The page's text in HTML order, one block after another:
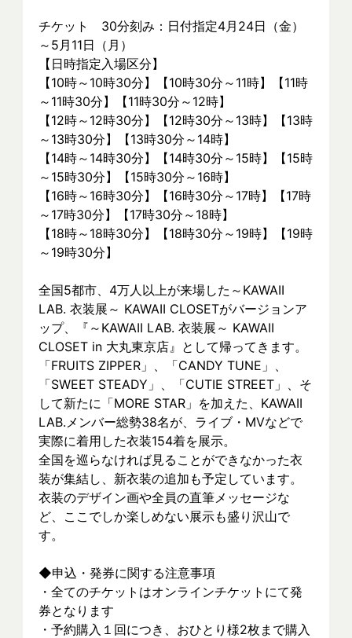
チケット　30分刻み：日付指定4月24日（金）
～5月11日（月）
【日時指定入場区分】
【10時～10時30分】【10時30分～11時】【11時
～11時30分】【11時30分～12時】
【12時～12時30分】【12時30分～13時】【13時
～13時30分】【13時30分～14時】
【14時～14時30分】【14時30分～15時】【15時
～15時30分】【15時30分～16時】
【16時～16時30分】【16時30分～17時】【17時
～17時30分】【17時30分～18時】
【18時～18時30分】【18時30分～19時】【19時
～19時30分】
全国5都市、4万⼈以上が来場した～KAWAII
LAB. 衣装展～ KAWAII CLOSETがバージョンア
ップ、『～KAWAII LAB. 衣装展～ KAWAII
CLOSET in 大丸東京店』として帰ってきます。
「FRUITS ZIPPER」、「CANDY TUNE」、
「SWEET STEADY」、「CUTIE STREET」、そ
して新たに「MORE STAR」を加えた、KAWAII
LAB.メンバー総勢38名が、ライブ・MVなどで
実際に着⽤した衣装154着を展示。
全国を巡らなければ見ることができなかった衣
装が集結し、新⾐装の追加も予定しています。
衣装のデザイン画や全員の直筆メッセージな
ど、ここでしか楽しめない展示も盛り沢山で
す。
◆申込・発券に関する注意事項
・全てのチケットはオンラインチケットにて発
券となります
・予約購入１回につき、おひとり様2枚まで購入